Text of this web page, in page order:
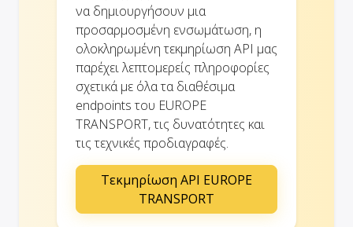
να δημιουργήσουν μια
προσαρμοσμένη ενσωμάτωση, η
ολοκληρωμένη τεκμηρίωση API μας
παρέχει λεπτομερείς πληροφορίες
σχετικά με όλα τα διαθέσιμα
endpoints του EUROPE
TRANSPORT, τις δυνατότητες και
τις τεχνικές προδιαγραφές.
Τεκμηρίωση API EUROPE
TRANSPORT